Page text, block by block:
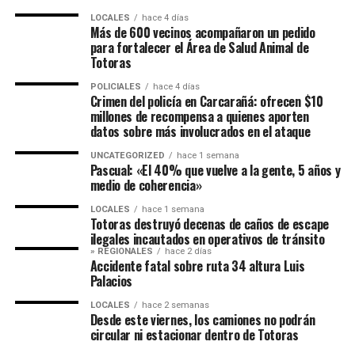
LOCALES hace 4 días
Más de 600 vecinos acompañaron un pedido
para fortalecer el Área de Salud Animal de
Totoras
POLICIALES hace 4 días
Crimen del policía en Carcarañá: ofrecen $10
millones de recompensa a quienes aporten
datos sobre más involucrados en el ataque
UNCATEGORIZED hace 1 semana
Pascual: «El 40% que vuelve a la gente, 5 años y
medio de coherencia»
LOCALES hace 1 semana
Totoras destruyó decenas de caños de escape
ilegales incautados en operativos de tránsito
» REGIONALES hace 2 días
Accidente fatal sobre ruta 34 altura Luis
Palacios
LOCALES hace 2 semanas
Desde este viernes, los camiones no podrán
circular ni estacionar dentro de Totoras